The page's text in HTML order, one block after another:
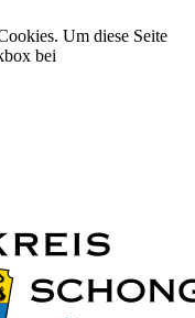
Um diese Seite
bei